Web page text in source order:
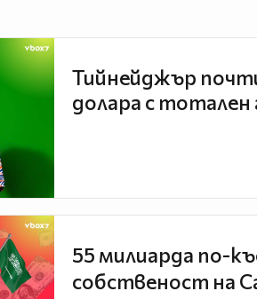
Тийнейджър
долара с
55 милиарда по-
собственост на